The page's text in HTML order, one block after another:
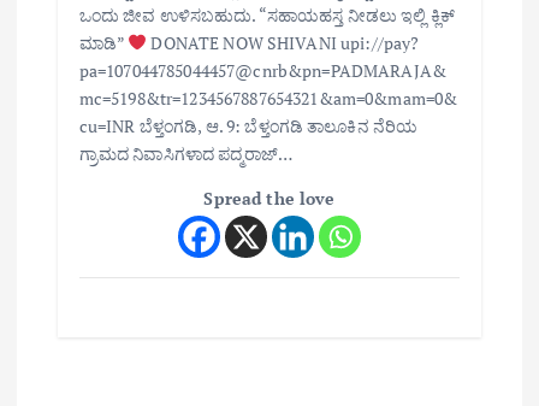
ಒಂದು ಜೀವ ಉಳಿಸಬಹುದು. “ಸಹಾಯಹಸ್ತ ನೀಡಲು ಇಲ್ಲಿ ಕ್ಲಿಕ್
ಮಾಡಿ”
DONATE NOW SHIVANI upi://pay?
pa=107044785044457@cnrb&pn=PADMARAJA&
mc=5198&tr=1234567887654321&am=0&mam=0&
cu=INR ಬೆಳ್ತಂಗಡಿ, ಆ. 9: ಬೆಳ್ತಂಗಡಿ ತಾಲೂಕಿನ ನೆರಿಯ
ಗ್ರಾಮದ ನಿವಾಸಿಗಳಾದ ಪದ್ಮರಾಜ್…
Spread the love